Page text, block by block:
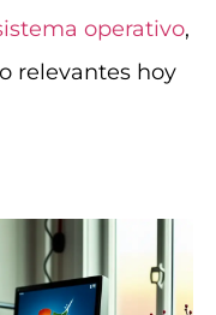
operativo,
relevantes hoy